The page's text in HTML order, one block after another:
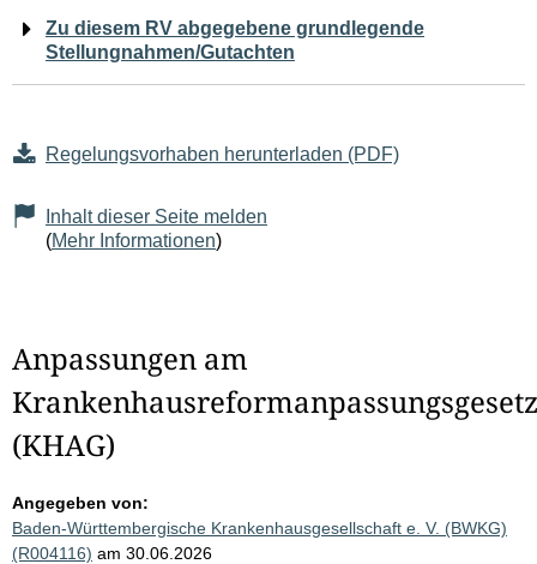
Zu diesem RV abgegebene grundlegende
Stellungnahmen/Gutachten
Regelungsvorhaben herunterladen (PDF)
Inhalt dieser Seite melden
(Mehr Informationen)
Anpassungen am
Krankenhausreformanpassungsgesetz
(KHAG)
Angegeben von:
Baden-Württembergische Krankenhausgesellschaft e. V. (BWKG)
(R004116) am 30.06.2026